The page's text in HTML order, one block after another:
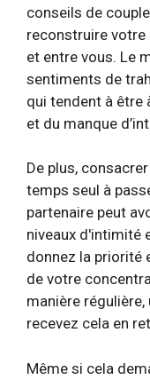
conseils de couple
reconstruire votre
et entre vous. Le
sentiments de
qui tendent à être
et du manque
De plus,
temps seul à
partenaire peut
niveaux d'intimité
donnez la priorité
de votre
manière
recevez cela en
Même si cela